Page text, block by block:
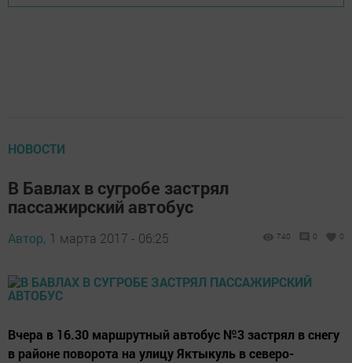
НОВОСТИ
В Бавлах в сугробе застрял
пассажирский автобус
Автор, 1 марта 2017 - 06:25 740 0 0
Вчера в 16.30 маршрутный автобус №3 застрял в снегу
в районе поворота на улицу Яктыкуль в северо-